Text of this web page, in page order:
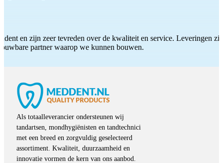
en zijn zeer tevreden over de kwaliteit en service. Leveringen
partner waarop we kunnen bouwen.
Als totaalleverancier ondersteunen wij
tandartsen, mondhygiënisten en tandtechnici
met een breed en zorgvuldig geselecteerd
assortiment. Kwaliteit, duurzaamheid en
innovatie vormen de kern van ons aanbod.